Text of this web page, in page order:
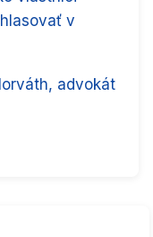
v
advokát